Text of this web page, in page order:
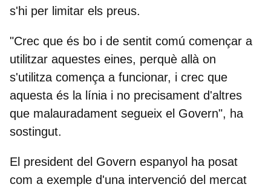
s'hi per limitar els preus.
"Crec que és bo i de sentit comú començar a
utilitzar aquestes eines, perquè allà on
s'utilitza comença a funcionar, i crec que
aquesta és la línia i no precisament d'altres
que malauradament segueix el Govern", ha
sostingut.
El president del Govern espanyol ha posat
com a exemple d'una intervenció del mercat